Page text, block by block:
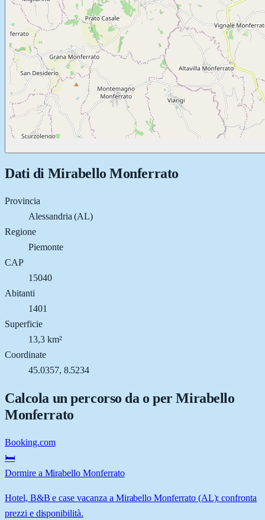
Dati di Mirabello Monferrato
Provincia
Alessandria (AL)
Regione
Piemonte
CAP
15040
Abitanti
1401
Superficie
13,3 km²
Coordinate
45.0357, 8.5234
Calcola un percorso da o perMirabello
Monferrato
Booking.com
🛏️
Dormire a Mirabello Monferrato
Hotel, B&B e case vacanza a Mirabello Monferrato (AL): confronta
prezzi e disponibilità.